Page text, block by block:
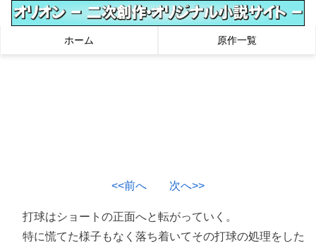
ホーム 原作一覧
<<前へ 次へ>>
打球はショートの正面へと転がっていく。
特に慌てた様子もなく落ち着いてその打球の処理をした